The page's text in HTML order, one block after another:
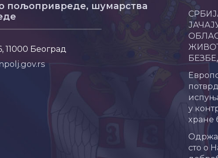
пољопривреде, шумарства
Београд
у
хране
сто о